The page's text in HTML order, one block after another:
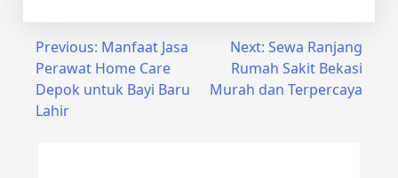
Post
navigation
Previous: Manfaat Jasa
Perawat Home Care
Depok untuk Bayi Baru
Lahir
Next: Sewa Ranjang
Rumah Sakit Bekasi
Murah dan Terpercaya